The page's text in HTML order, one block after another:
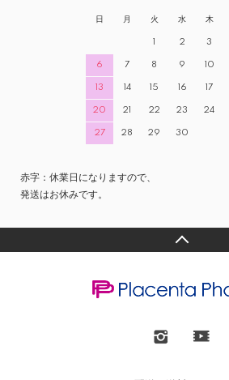
日 月 火 水 木
2 3
6 7 8 9 10
13 14 15 16 17
20 21 22 23 24
27 28 29 30
赤字：休業日になりますので、
発送はお休みです。